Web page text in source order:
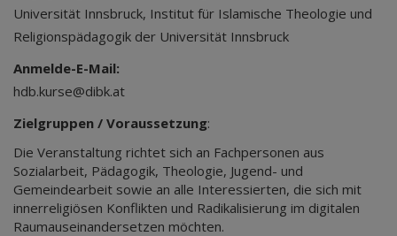
Universität Innsbruck, Institut für Islamische Theologie und
Religionspädagogik der Universität Innsbruck
Anmelde-E-Mail:
hdb.kurse@dibk.at
Zielgruppen / Voraussetzung:
Die Veranstaltung richtet sich an Fachpersonen aus
Sozialarbeit, Pädagogik, Theologie, Jugend- und
Gemeindearbeit sowie an alle Interessierten, die sich mit
innerreligiösen Konflikten und Radikalisierung im digitalen
Raumauseinandersetzen möchten.